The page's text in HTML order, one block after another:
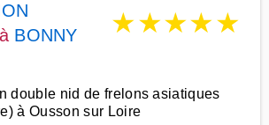
BONNY
★★★★★
double nid de frelons asiatiques
à Ousson sur Loire